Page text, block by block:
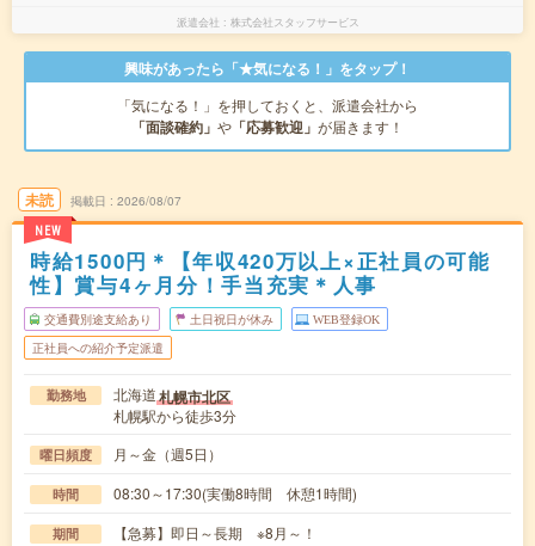
派遣会社 株式会社スタッフサービス
興味があったら「★気になる！」をタップ！
「気になる！」を押しておくと、派遣会社から
「面談確約」 や 「応募歓迎」 が届きます！
未読
NEW
掲載日 2026/08/07
時給1500円＊【年収420万以上×正社員の可能
性】賞与4ヶ月分！手当充実＊人事
交通費別途支給あり 土日祝日が休み WEB登録OK
正社員への紹介予定派遣
勤務地 北海道札幌市北区
札幌駅から徒歩3分
曜日頻度 月～金（週5日）
時間 08:30～17:30(実働8時間 休憩1時間)
期間 【急募】即日～長期 ※8月～！